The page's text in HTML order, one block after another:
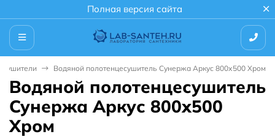
Полная версия сайта
Водяной полотенцесушитель Сунержа Аркус 800х500 Хром
Водяной полотенцесушитель
Сунержа Аркус 800х500
Хром